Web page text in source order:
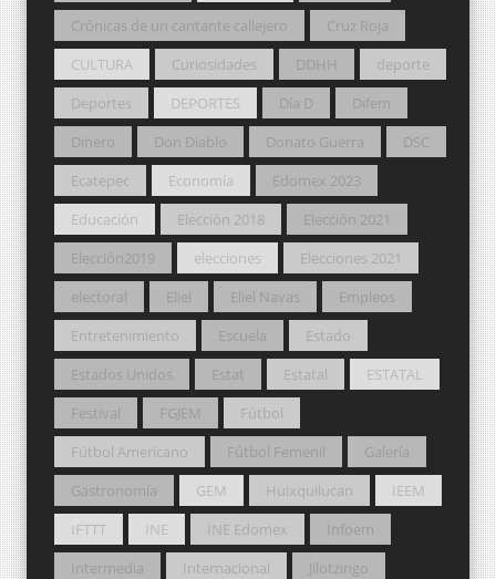
Crónicas de un cantante callejero
Cruz Roja
CULTURA
Curiosidades DDHH
deporte
Deportes
DEPORTES Día D
Difem
Dinero
Don Diablo Donato Guerra
DSC
Ecatepec
Economía
Edomex 2023
Educación
Elección 2018
Elección 2021
Elección2019
elecciones
Elecciones 2021
electoral
Eliel Eliel Navas
Empleos
Entretenimiento
Escuela
Estado
Estados Unidos
Estat Estatal
ESTATAL
Festival
FGJEM
Fútbol
Fútbol Americano
Fútbol Femenil
Galería
Gastronomía
GEM Huixquilucan
IEEM
IFTTT
INE INE Edomex
Infoem
Intermedia
Internacional
Jilotzingo